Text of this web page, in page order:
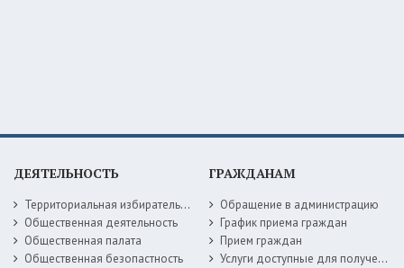
ДЕЯТЕЛЬНОСТЬ
Территориальная избирательная комиссия
Общественная деятельность
Общественная палата
Общественная безопастность
ГРАЖДАНАМ
Обращение в администрацию
График приема граждан
Прием граждан
Услуги доступные для получения в электронной форме